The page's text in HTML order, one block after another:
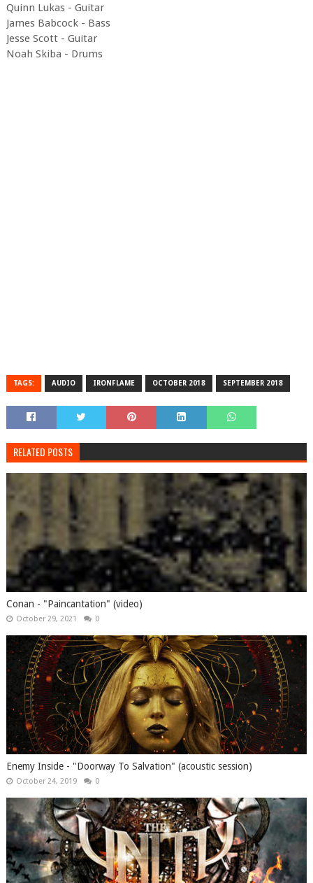
Quinn Lukas - Guitar
James Babcock - Bass
Jesse Scott - Guitar
Noah Skiba - Drums
TAGS: AUDIO IRONFLAME OCTOBER 2018 SEPTEMBER 2018
RELATED POSTS
Conan - "Paincantation" (video)
October 29, 2021 0
Enemy Inside - "Doorway To Salvation" (acoustic session)
October 24, 2019 0